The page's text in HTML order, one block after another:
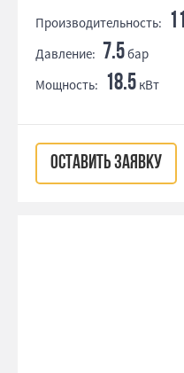
Производительность:
Давление: 7.5бар
Мощность: 18.5 кВт
ОСТАВИТЬ ЗАЯВКУ